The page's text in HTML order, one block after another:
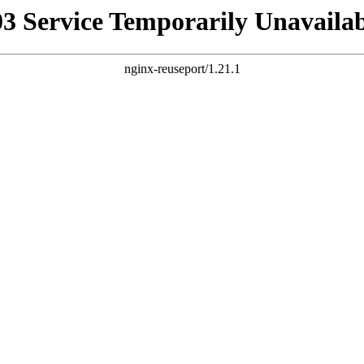
Service Temporarily
nginx-reuseport/1.21.1